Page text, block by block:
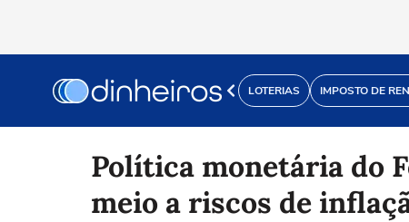
LOTERIAS IMPOSTO DE
Política monetária do
meio a riscos de